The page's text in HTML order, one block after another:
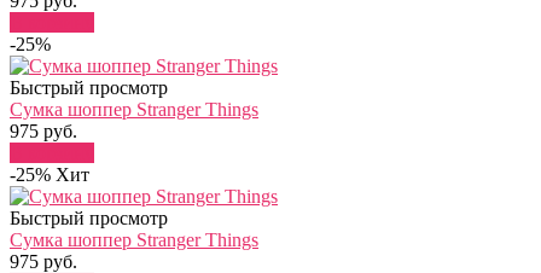
-25%
Быстрый просмотр
Сумка шоппер Stranger Things
975 руб.
-25% Хит
Быстрый просмотр
Сумка шоппер Stranger Things
975 руб.